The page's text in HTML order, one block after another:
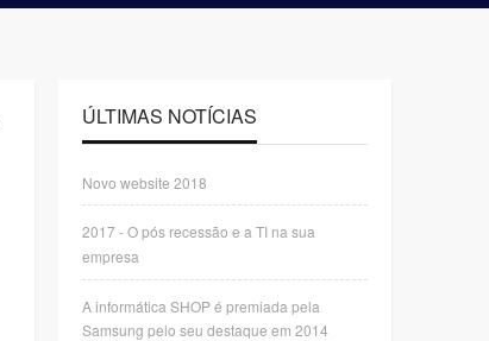
ÚLTIMAS NOTÍCIAS
Novo website 2018
2017 - O pós recessão e a TI na sua
empresa
A informática SHOP é premiada pela
Samsung pelo seu destaque em 2014